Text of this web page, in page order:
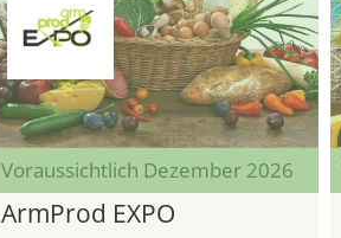
Voraussichtlich Dezember 2026
ArmProd EXPO